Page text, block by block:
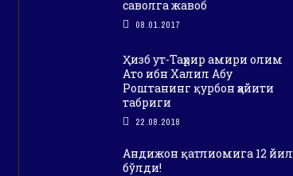
саволга жавоб
08.01.2017
Ҳизб ут-Таҳрир амири олим
Ато ибн Халил Абу
Роштанинг қурбон ҳайити
табриги
22.08.2018
Андижон қатлиомига 12 йил
бўлди!